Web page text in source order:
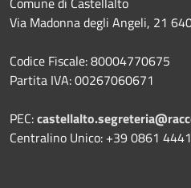
Via Madonna degli Angeli, 21
Codice Fiscale: 80004770675
Partita IVA: 00267060671
PEC:
Centralino Unico: +39 0861 4441